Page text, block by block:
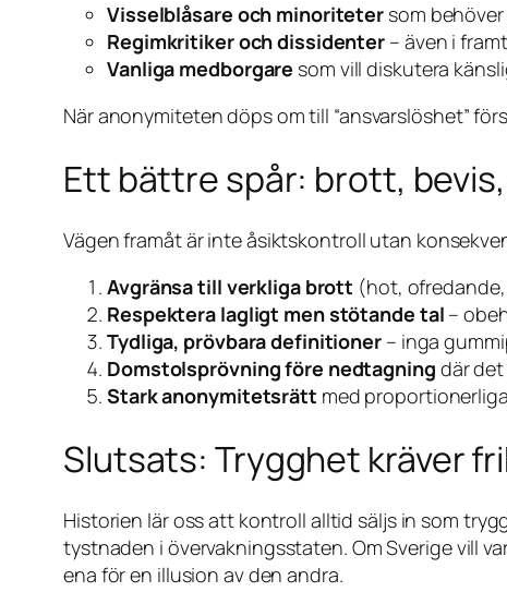
Visselblåsare och minoriteter som
Regimkritiker och dissidenter – även i
Vanliga medborgare som vill diskutera
När anonymiteten döps om till “ansvarslöshet”
Ett bättre spår: brott,
Vägen framåt är inte åsiktskontroll utan
Avgränsa till verkliga brott (hot,
Respektera lagligt men stötande tal –
Tydliga, prövbara definitioner – inga
Domstolsprövning före nedtagning där
Stark anonymitetsrätt med
Slutsats: Trygghet kräver
Historien lär oss att kontroll alltid säljs in som
tystnaden i övervakningsstaten. Om Sverige vill
ena för en illusion av den andra.